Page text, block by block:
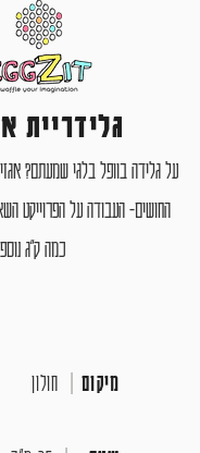
גלידריית
על גלידה בוופל בלגי שמעתם?
החושים- העבודה על הפרוייקט
כמה ק"ג
חולון מיקום